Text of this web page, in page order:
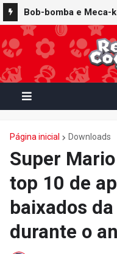
Bob-bomba e Meca-
"mecânicos" de
de corda no Super
Página inicial Downloads
Super
top 10 de
baixados
durante o